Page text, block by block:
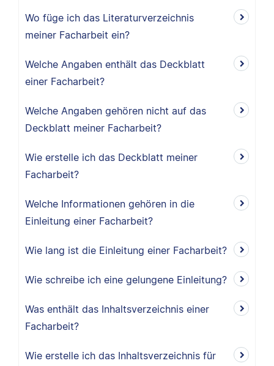
Wo füge ich das Literaturverzeichnis
meiner Facharbeit ein?
Welche Angaben enthält das Deckblatt
einer Facharbeit?
Welche Angaben gehören nicht auf das
Deckblatt meiner Facharbeit?
Wie erstelle ich das Deckblatt meiner
Facharbeit?
Welche Informationen gehören in die
Einleitung einer Facharbeit?
Wie lang ist die Einleitung einer Facharbeit?
Wie schreibe ich eine gelungene Einleitung?
Was enthält das Inhaltsverzeichnis einer
Facharbeit?
Wie erstelle ich das Inhaltsverzeichnis für